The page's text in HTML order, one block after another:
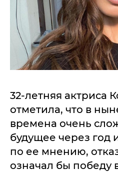
32-летняя актриса
отметила, что в
времена очень
будущее через год
по ее мнению,
означал бы победу